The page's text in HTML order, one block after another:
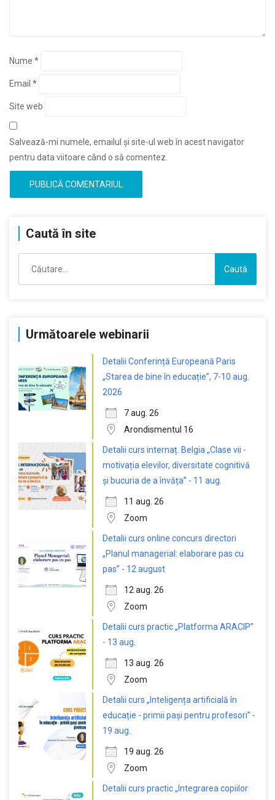
Nume *
Email *
Site web
Salvează-mi numele, emailul și site-ul web în acest navigator
pentru data viitoare când o să comentez.
Caută în site
după:
Următoarele webinarii
Detalii Conferință Europeană Paris
„Starea de bine în educație”, 7-10 aug.
2026
7 aug. 26
Arondismentul 16
Detalii curs internaț. Belgia „Clase vii -
motivația elevilor, diversitate cognitivă
și bucuria de a învăța” - 11 aug.
11 aug. 26
Zoom
Detalii curs online concurs directori
„Planul managerial: elaborare pas cu
pas” - 12 august
12 aug. 26
Zoom
Detalii curs practic „Platforma ARACIP”
- 13 aug.
13 aug. 26
Zoom
Detalii curs „Inteligența artificială în
educație - primii pași pentru profesori” -
19 aug.
19 aug. 26
Zoom
Detalii curs practic „Integrarea copiilor